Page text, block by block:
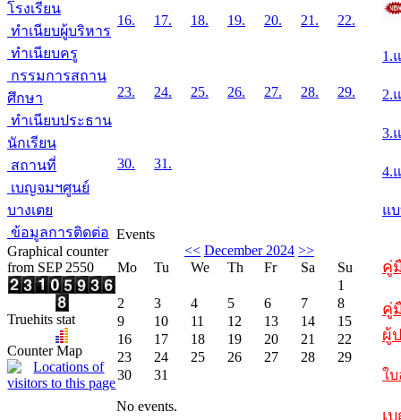
โรงเรียน
ทำเนียบผู้บริหาร
ทำเนียบครู
กรรมการสถาน
ศึกษา
ทำเนียบประธาน
นักเรียน
สถานที่
เบญจมฯศูนย์
บางเตย
ข้อมูลการติดต่อ
Graphical counter
from SEP 2550
Truehits stat
Counter Map
16. 17. 18. 19. 20. 21. 22.
23. 24. 25. 26. 27. 28. 29.
30. 31.
Events
<< December 2024 >>
Mo
Tu We Th Fr Sa
Su
1
2
3 4 5 6 7
8
9
10 11 12 13 14
15
16
17 18 19 20 21
22
23
24 25 26 27 28
29
30
31
No events.
1.
2.
3.
4.
แ
คู่
คู่
ผู้
ใ
เ